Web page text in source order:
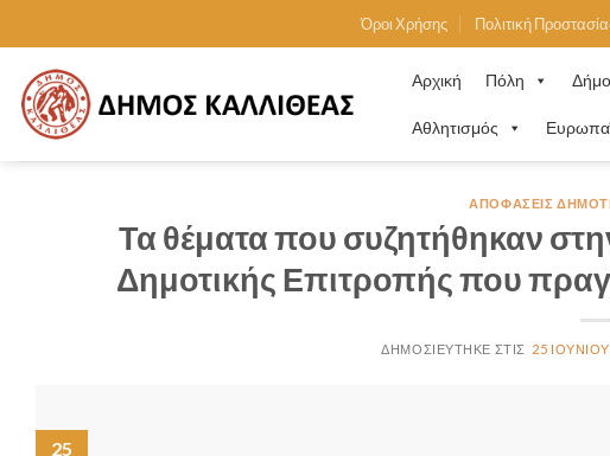
to
content
Όροι Χρήσης Πολιτική
Αρχική Πόλη
Αθλητισμός
ΑΠΟΦΆΣΕΙΣ
Τα θέματα που συζητήθηκαν
Δημοτικής Επιτροπής που
25
25